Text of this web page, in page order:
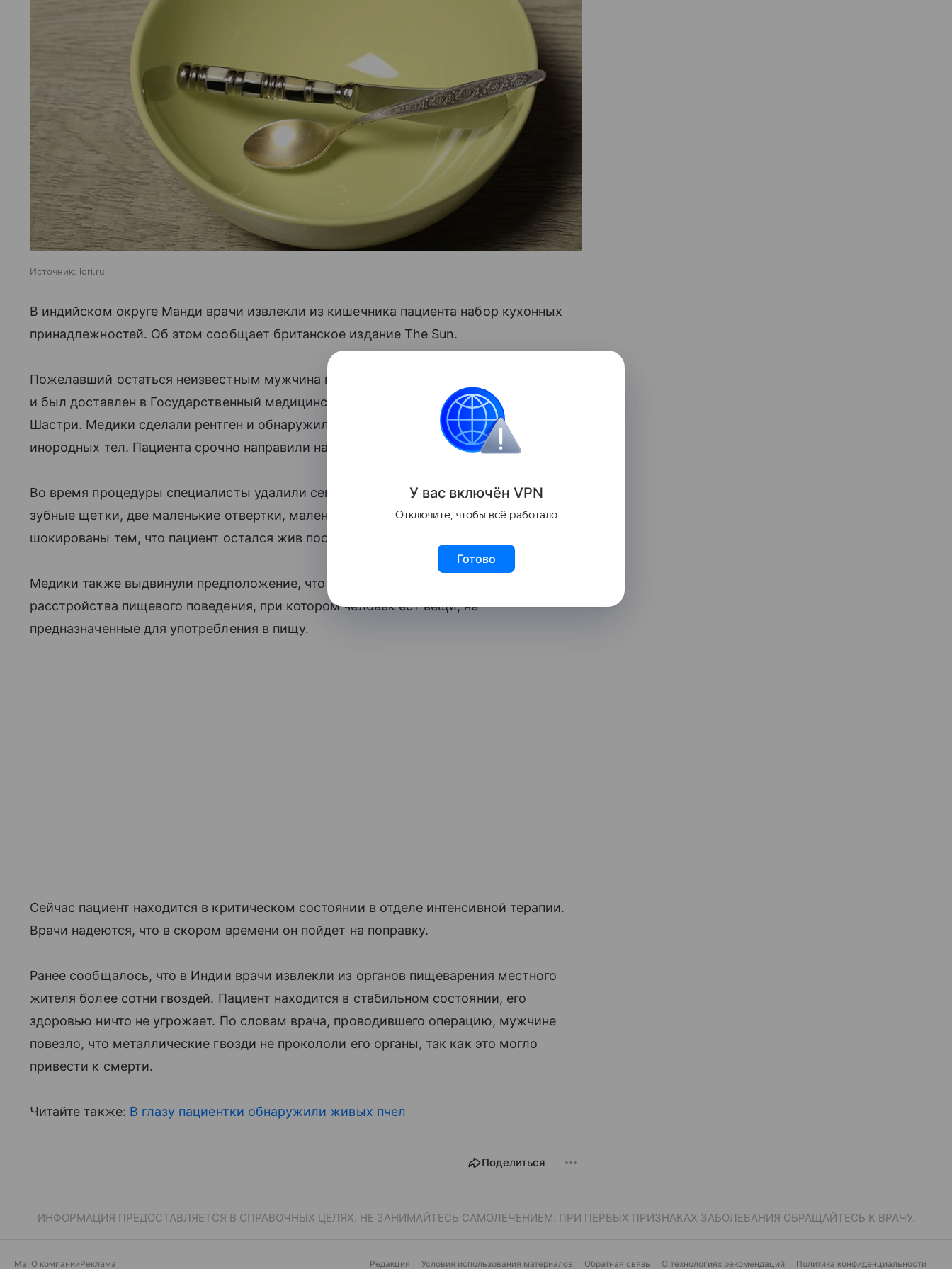
Источник: lori.ru
В индийском округе Манди врачи извлекли из кишечника пациента набор кухонных
принадлежностей. Об этом сообщает британское издание The Sun.
Пожелавший остаться неизвестным мужчина пожаловался на сильную боль в животе
и был доставлен в Государственный медицинский колледж имени Лала Бахадура
Шастри. Медики сделали рентген и обнаружили в его кишечнике множество
инородных тел. Пациента срочно направили на операцию.
Во время процедуры специалисты удалили семь маленьких стальных ложек, две
зубные щетки, две маленькие отвертки, маленький нож и стержень. Они были
шокированы тем, что пациент остался жив после проглатывания ножа.
Медики также выдвинули предположение, что мужчина страдает от болезни Пика —
расстройства пищевого поведения, при котором человек ест вещи, не
предназначенные для употребления в пищу.
Сейчас пациент находится в критическом состоянии в отделе интенсивной терапии.
Врачи надеются, что в скором времени он пойдет на поправку.
Ранее сообщалось, что в Индии врачи извлекли из органов пищеварения местного
жителя более сотни гвоздей. Пациент находится в стабильном состоянии, его
здоровью ничто не угрожает. По словам врача, проводившего операцию, мужчине
повезло, что металлические гвозди не прокололи его органы, так как это могло
привести к смерти.
Читайте также: В глазу пациентки обнаружили живых пчел
Поделиться
ИНФОРМАЦИЯ ПРЕДОСТАВЛЯЕТСЯ В СПРАВОЧНЫХ ЦЕЛЯХ. НЕ ЗАНИМАЙТЕСЬ САМОЛЕЧЕНИЕМ. ПРИ ПЕРВЫХ ПРИЗНАКАХ ЗАБОЛЕВАНИЯ ОБРАЩАЙТЕСЬ К ВРАЧУ.
MailО компанииРеклама Редакция Условия использования материалов Обратная связь О технологиях рекомендаций Политика конфиденциальности
У вас включён VPN
Отключите, чтобы всё работало
Готово